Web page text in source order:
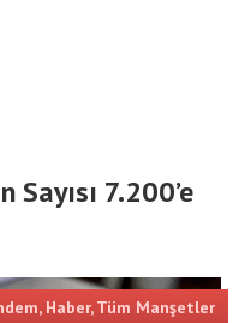
Sayısı 7.200’e
, Haber,Tüm Manşetler